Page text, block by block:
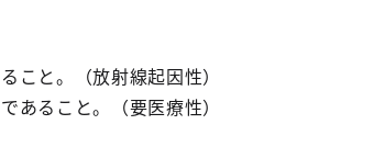
と。（放射線起因性）
ること。（要医療性）